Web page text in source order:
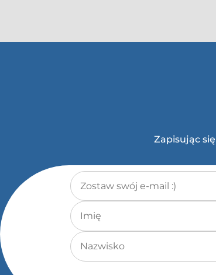
Zapisując
Adres e-mail*
Imię
Nazwisko